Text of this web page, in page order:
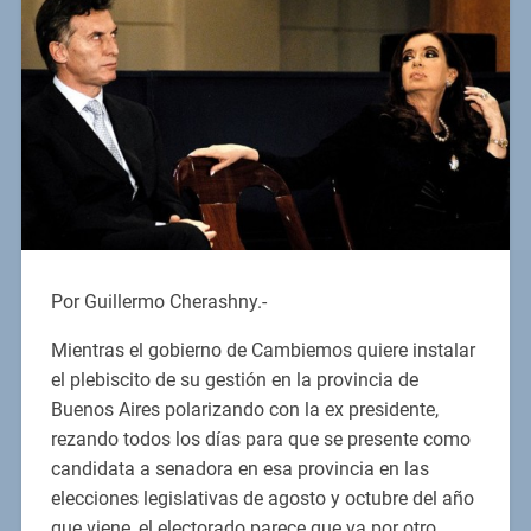
Por Guillermo Cherashny.-
Mientras el gobierno de Cambiemos quiere instalar
el plebiscito de su gestión en la provincia de
Buenos Aires polarizando con la ex presidente,
rezando todos los días para que se presente como
candidata a senadora en esa provincia en las
elecciones legislativas de agosto y octubre del año